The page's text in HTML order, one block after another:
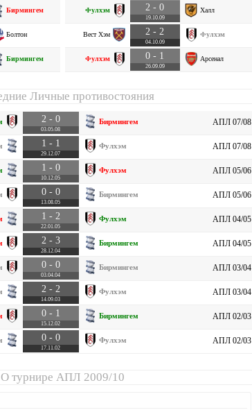
Бирмингем
Болтон
Бирмингем
Фулхэм 2 - 0
19.10.09
Халл
Вест Хэм 2 - 2
04.10.09
Фулхэм
Фулхэм 0 - 1
26.09.09
Арсенал
Личные противостояния
2 - 0
03.05.08
Бирмингем АПЛ 07/08
1 - 1
29.12.07
Фулхэм АПЛ 07/08
1 - 0
10.12.05
Фулхэм АПЛ 05/06
0 - 0
13.08.05
Бирмингем АПЛ 05/06
1 - 2
22.01.05
Фулхэм АПЛ 04/05
2 - 3
28.12.04
Бирмингем АПЛ 04/05
0 - 0
03.04.04
Бирмингем АПЛ 03/04
2 - 2
14.09.03
Фулхэм АПЛ 03/04
0 - 1
15.12.02
Бирмингем АПЛ 02/03
0 - 0
17.11.02
Фулхэм АПЛ 02/03
О турнире АПЛ 2009/10